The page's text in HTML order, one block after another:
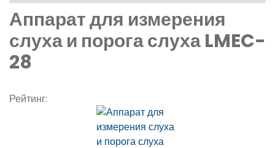
Аппарат для измерения
слуха и порога слуха LMEC-
28
Рейтинг: